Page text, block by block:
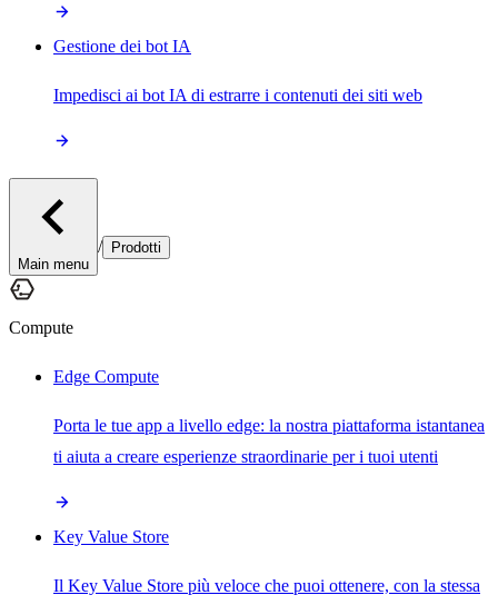
Gestione dei bot IA
Impedisci ai bot IA di estrarre i contenuti dei siti web
Main menu
/ Prodotti
Compute
Edge Compute
Porta le tue app a livello edge: la nostra piattaforma istantanea
ti aiuta a creare esperienze straordinarie per i tuoi utenti
Key Value Store
Il Key Value Store più veloce che puoi ottenere, con la stessa